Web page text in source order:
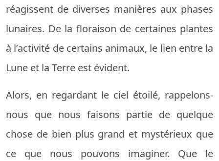
réagissent de diverses manières aux phases
lunaires. De la floraison de certaines plantes
à l’activité de certains animaux, le lien entre la
Lune et la Terre est évident.
Alors, en regardant le ciel étoilé, rappelons-
nous que nous faisons partie de quelque
chose de bien plus grand et mystérieux que
ce que nous pouvons imaginer. Que le